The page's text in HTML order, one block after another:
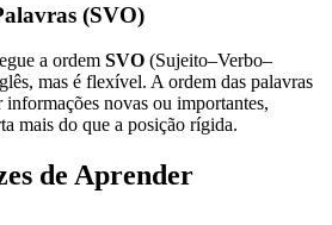
(SVO)
a ordem SVO (Sujeito–Verbo–
mas é flexível. A ordem das palavras
novas ou importantes,
mais do que a posição rígida.
de Aprender